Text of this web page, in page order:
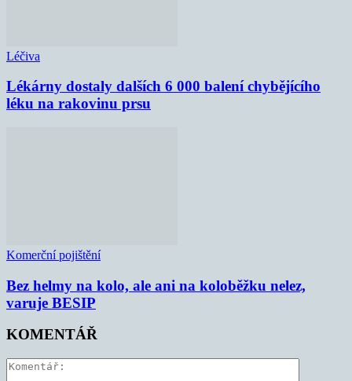
Léčiva
Lékárny dostaly dalších 6 000 balení chybějícího
léku na rakovinu prsu
Komerční pojištění
Bez helmy na kolo, ale ani na koloběžku nelez,
varuje BESIP
KOMENTÁŘ